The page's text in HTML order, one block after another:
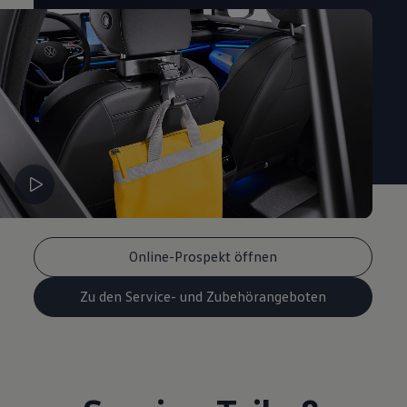
Magazin
Lifestyle
Transport
Familie
Elektromobilität
Volkswagen R
Pannen- und Unfallhilfe
Volkswagen Kundenbetreuung
Online-Prospekt öffnen
Zu den Service- und Zubehörangeboten